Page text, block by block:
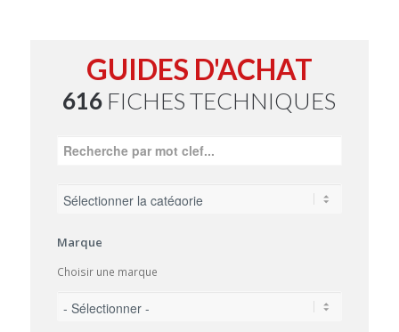
GUIDES D'ACHAT
616 FICHES TECHNIQUES
Marque
Choisir une marque